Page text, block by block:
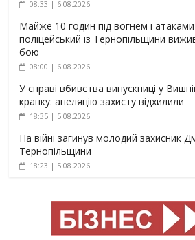
08:33 | 6.08.2026
Майже 10 годин під вогнем і атаками
поліцейський із Тернопільщини
бою
08:00 | 6.08.2026
У справі вбивства випускниці у
крапку: апеляцію захисту відхилили
18:35 | 5.08.2026
На війні загинув молодий захисник
Тернопільщини
18:23 | 5.08.2026